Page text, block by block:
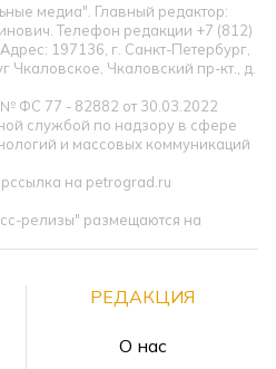
медиа". Главный редактор:
Телефон редакции +7 (812)
197136, г. Санкт-Петербург,
Чкаловское, Чкаловский пр-кт., д.
ФС 77 - 82882 от 30.03.2022
службой по надзору в сфере
и массовых коммуникаций
на petrograd.ru
релизы" размещаются на
РЕДАКЦИЯ
О нас